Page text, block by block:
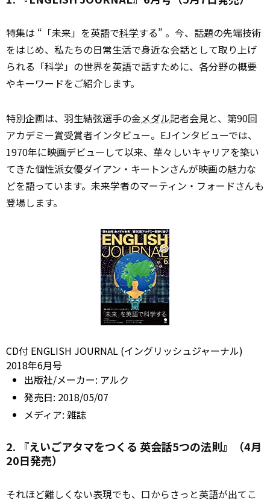
特集は “「未来」を英語で科学する” 。今、話題の先端技術
をはじめ、私たちの日常生活で身近な会話として取り上げ
られる「科学」の世界を英語で話すために、各分野の概要
やキーワードをご紹介します。
特別企画は、羽生結弦選手の金メダル記者会見と、第90回
アカデミー賞受賞者インタビュー。EJインタビューでは、
1970年に映画デビューして以来、華々しいキャリアを築い
てきた個性派女優ダイアン・キートンさんが映画の魅力な
どを語っています。未来学者のマーティン・フォードさんも
登場します。
CD付 ENGLISH JOURNAL (イングリッシュジャーナル)
2018年6月号
出版社/メーカー: アルク
発売日: 2018/05/07
メディア: 雑誌
2. 『えいごアタマをつくる 英会話5つの法則』（4月
20日発売）
それほど難しくない表現でも、口からさっと英語が出てこ